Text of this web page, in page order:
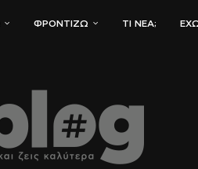
ΦΡΟΝΤΊΖΩ ΤΙ ΝΈΑ;